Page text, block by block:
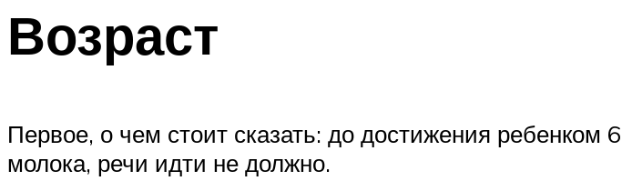
Возраст
Первое, о чем стоит сказать: до достижения ребенком
молока, речи идти не должно.